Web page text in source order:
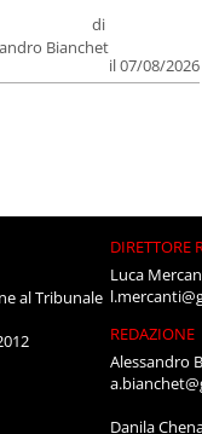
di
Bianchet
il 07/08/2026
al Tribunale
DIRETTORE
Luca
REDAZIONE
Alessandro
Danila